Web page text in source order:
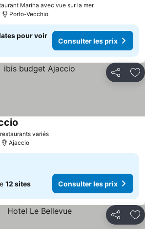
Marina avec vue sur la merConsulter les
Porto-Vecchio
pour voir
Consulter les prix
Partager
variésConsulter les prix
Ajaccio
12 sites Consulter les prix
Partager